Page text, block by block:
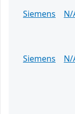
Siemens
N/
Siemens
N/